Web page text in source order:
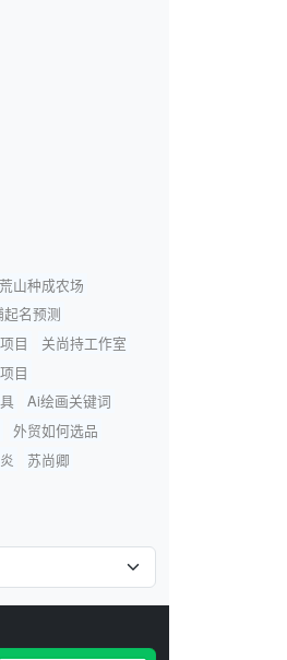
山种成农场
名预测
目
关尚持工作室
目
Ai绘画关键词
外贸如何选品
苏尚卿